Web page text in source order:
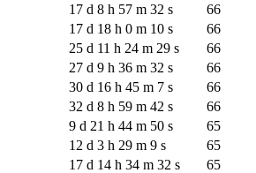
17 d 8 h 57 m 32 s
66
17 d 18 h 0 m 10 s
66
25 d 11 h 24 m 29 s
66
27 d 9 h 36 m 32 s
66
30 d 16 h 45 m 7 s
66
32 d 8 h 59 m 42 s
66
9 d 21 h 44 m 50 s
65
12 d 3 h 29 m 9 s
65
17 d 14 h 34 m 32 s
65